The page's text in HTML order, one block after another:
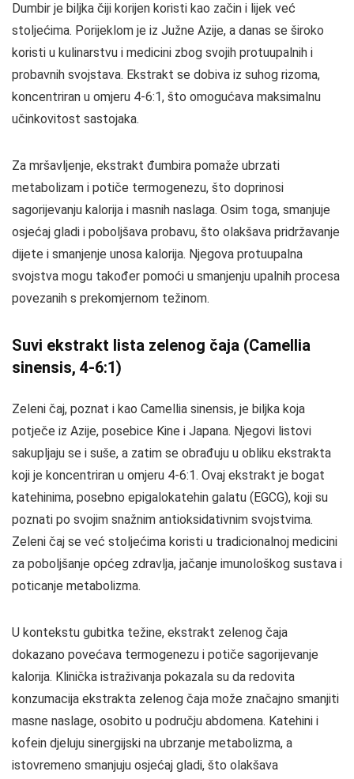
Dumbir je biljka čiji korijen koristi kao začin i lijek već
stoljećima. Porijeklom je iz Južne Azije, a danas se široko
koristi u kulinarstvu i medicini zbog svojih protuupalnih i
probavnih svojstava. Ekstrakt se dobiva iz suhog rizoma,
koncentriran u omjeru 4-6:1, što omogućava maksimalnu
učinkovitost sastojaka.
Za mršavljenje, ekstrakt đumbira pomaže ubrzati
metabolizam i potiče termogenezu, što doprinosi
sagorijevanju kalorija i masnih naslaga. Osim toga, smanjuje
osjećaj gladi i poboljšava probavu, što olakšava pridržavanje
dijete i smanjenje unosa kalorija. Njegova protuupalna
svojstva mogu također pomoći u smanjenju upalnih procesa
povezanih s prekomjernom težinom.
Suvi ekstrakt lista zelenog čaja (Camellia
sinensis, 4-6:1)
Zeleni čaj, poznat i kao Camellia sinensis, je biljka koja
potječe iz Azije, posebice Kine i Japana. Njegovi listovi
sakupljaju se i suše, a zatim se obrađuju u obliku ekstrakta
koji je koncentriran u omjeru 4-6:1. Ovaj ekstrakt je bogat
katehinima, posebno epigalokatehin galatu (EGCG), koji su
poznati po svojim snažnim antioksidativnim svojstvima.
Zeleni čaj se već stoljećima koristi u tradicionalnoj medicini
za poboljšanje općeg zdravlja, jačanje imunološkog sustava i
poticanje metabolizma.
U kontekstu gubitka težine, ekstrakt zelenog čaja
dokazano povećava termogenezu i potiče sagorijevanje
kalorija. Klinička istraživanja pokazala su da redovita
konzumacija ekstrakta zelenog čaja može značajno smanjiti
masne naslage, osobito u području abdomena. Katehini i
kofein djeluju sinergijski na ubrzanje metabolizma, a
istovremeno smanjuju osjećaj gladi, što olakšava